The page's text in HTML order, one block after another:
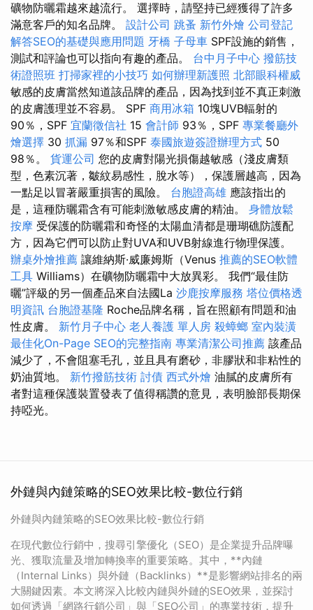
礦物防曬霜越來越流行。 選擇時，請堅持已經獲得了許多
滿意客戶的知名品牌。 設計公司 跳蚤 新竹外燴 公司登記
解答SEO的基礎與應用問題 牙橋 子母車 SPF設施的銷售，
測試和評論也可以指向有趣的產品。 台中月子中心 撥筋技
術證照班 打掃家裡的小技巧 如何辦理新護照 北部眼科權威
敏感的皮膚當然知道該品牌的產品，因為找到並不真正刺激
的皮膚護理並不容易。 SPF 商用冰箱 10塊UVB輻射的
90％，SPF 宜蘭徵信社 15 會計師 93％，SPF 專業餐廳外
燴選擇 30 抓漏 97％和SPF 泰國旅遊簽證辦理方式 50
98％。 貨運公司 您的皮膚對陽光損傷越敏感（淺皮膚類
型，色素沉著，皺紋易感性，脫水等），保護層越高，因為
一點足以冒著嚴重損害的風險。 台胞證高雄 應該指出的
是，這種防曬霜含有可能刺激敏感皮膚的精油。 身體放鬆
按摩 受保護的防曬霜和奇怪的太陽血清都是珊瑚礁防護配
方，因為它們可以防止對UVA和UVB射線進行物理保護。
辦桌外燴推薦 讓維納斯·威廉姆斯（Venus 推薦的SEO軟體
工具 Williams）在礦物防曬霜中大放異彩。 我們“最佳防
曬”評級的另一個產品來自法國La 沙鹿按摩服務 塔位價格透
明資訊 台胞證基隆 Roche品牌名稱，旨在照顧有問題和油
性皮膚。 新竹月子中心 老人養護 單人房 殺蟑螂 室內裝潢
最佳化On-Page SEO的完整指南 專業清潔公司推薦 該產品
減少了，不會阻塞毛孔，並且具有磨砂，非膠狀和非粘性的
奶油質地。 新竹撥筋技術 討債 西式外燴 油膩的皮膚所有
者對這種保護裝置發表了值得稱讚的意見，表明臉部長期保
持啞光。
外鏈與內鏈策略的SEO效果比較-數位行銷
外鏈與內鏈策略的SEO效果比較-數位行銷
在現代數位行銷中，搜尋引擎優化（SEO）是企業提升品牌曝
光、獲取流量及增加轉換率的重要策略。其中，**內鏈
（Internal Links）與外鏈（Backlinks）**是影響網站排名的兩
大關鍵因素。本文將深入比較內鏈與外鏈的SEO效果，並探討
如何透過「網路行銷公司」與「SEO公司」的專業技術，提升